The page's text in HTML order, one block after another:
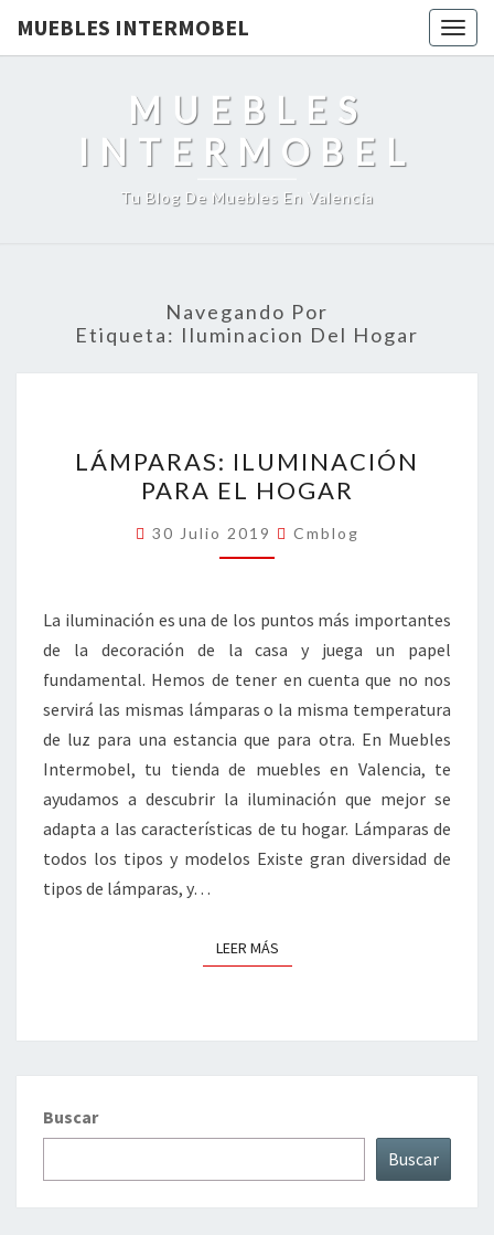
MUEBLES INTERMOBEL
MUEBLES
INTERMOBEL
Tu Blog De Muebles En Valencia
Navegando Por
Etiqueta: Iluminacion Del Hogar
ILUMINACIÓN
PARA
EL
HOGAR
LÁMPARAS: ILUMINACIÓN
PARA EL HOGAR
30 Julio 2019 Cmblog
La iluminación es una de los puntos más importantes
de la decoración de la casa y juega un papel
fundamental. Hemos de tener en cuenta que no nos
servirá las mismas lámparas o la misma temperatura
de luz para una estancia que para otra. En Muebles
Intermobel, tu tienda de muebles en Valencia, te
ayudamos a descubrir la iluminación que mejor se
adapta a las características de tu hogar. Lámparas de
todos los tipos y modelos Existe gran diversidad de
tipos de lámparas, y…
LEER MÁSLEER MÁS
Buscar
Buscar